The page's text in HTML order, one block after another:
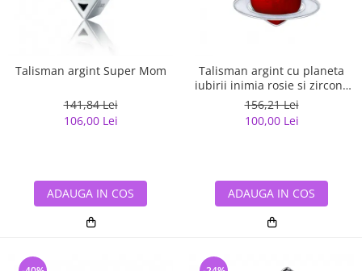
Talisman argint Super Mom
141,84 Lei
106,00 Lei
ADAUGA IN COS
Talisman argint cu planeta
iubirii inimia rosie si zirconii
albe
156,21 Lei
100,00 Lei
ADAUGA IN COS